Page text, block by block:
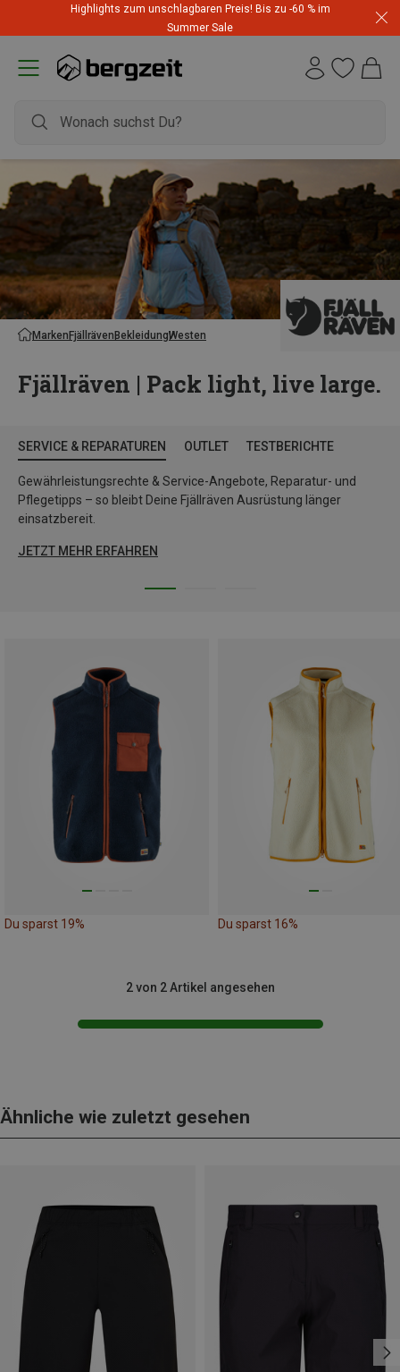
Highlights zum unschlagbaren Preis! Bis zu -60 % im
Summer Sale
MarkenFjällrävenBekleidungWesten
Fjällräven | Pack light, live large.
SERVICE & REPARATUREN OUTLET TESTBERICHTE
Gewährleistungsrechte & Service-Angebote, Reparatur- und
Pflegetipps – so bleibt Deine Fjällräven Ausrüstung länger
einsatzbereit.
JETZT MEHR ERFAHREN
Du sparst 19% Du sparst 16%
2 von 2 Artikel angesehen
Ähnliche wie zuletzt gesehen